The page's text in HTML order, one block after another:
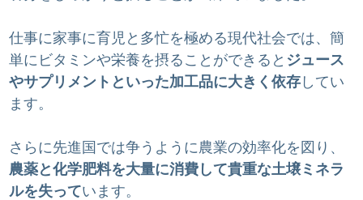
仕事に家事に育児と多忙を極める現代社会では、簡
単にビタミンや栄養を摂ることができると ジュース
やサプリメントといった加工品に大きく依存 してい
ます。
さらに先進国では争うように農業の効率化を図り、
農薬と化学肥料を大量に消費して貴重な土壌ミネラ
ルを失っています。